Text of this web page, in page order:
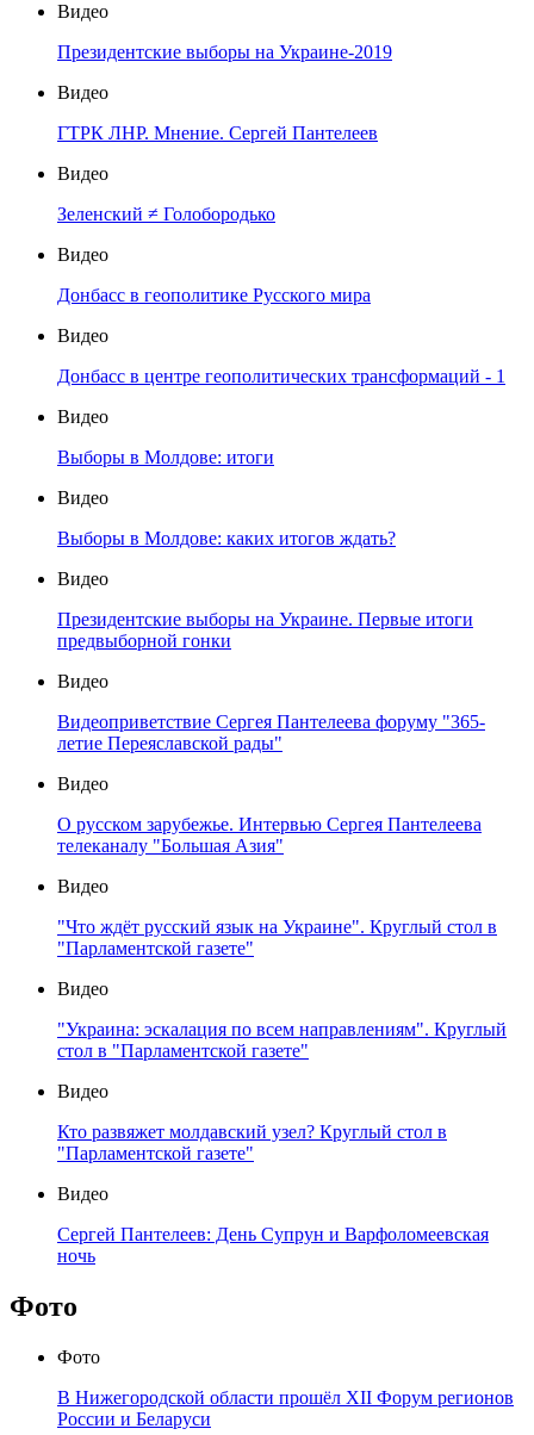
Видео
Президентские выборы на Украине-2019
Видео
ГТРК ЛНР. Мнение. Сергей Пантелеев
Видео
Зеленский ≠ Голобородько
Видео
Донбасс в геополитике Русского мира
Видео
Донбасс в центре геополитических трансформаций - 1
Видео
Выборы в Молдове: итоги
Видео
Выборы в Молдове: каких итогов ждать?
Видео
Президентские выборы на Украине. Первые итоги
предвыборной гонки
Видео
Видеоприветствие Сергея Пантелеева форуму "365-
летие Переяславской рады"
Видео
О русском зарубежье. Интервью Сергея Пантелеева
телеканалу "Большая Азия"
Видео
"Что ждёт русский язык на Украине". Круглый стол в
"Парламентской газете"
Видео
"Украина: эскалация по всем направлениям". Круглый
стол в "Парламентской газете"
Видео
Кто развяжет молдавский узел? Круглый стол в
"Парламентской газете"
Видео
Сергей Пантелеев: День Супрун и Варфоломеевская
ночь
Фото
Фото
В Нижегородской области прошёл XII Форум регионов
России и Беларуси